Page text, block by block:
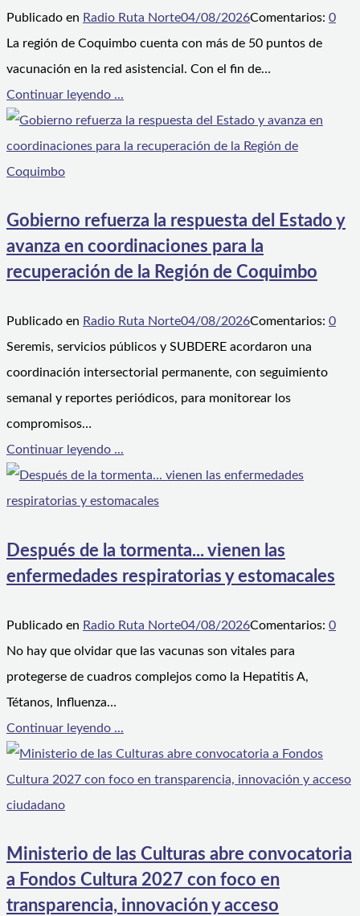
Publicado en Radio Ruta Norte04/08/2026Comentarios: 0
La región de Coquimbo cuenta con más de 50 puntos de
vacunación en la red asistencial. Con el fin de…
Continuar leyendo ...
Gobierno refuerza la respuesta del Estado y
avanza en coordinaciones para la
recuperación de la Región de Coquimbo
Publicado en Radio Ruta Norte04/08/2026Comentarios: 0
Seremis, servicios públicos y SUBDERE acordaron una
coordinación intersectorial permanente, con seguimiento
semanal y reportes periódicos, para monitorear los
compromisos…
Continuar leyendo ...
Después de la tormenta... vienen las
enfermedades respiratorias y estomacales
Publicado en Radio Ruta Norte04/08/2026Comentarios: 0
No hay que olvidar que las vacunas son vitales para
protegerse de cuadros complejos como la Hepatitis A,
Tétanos, Influenza…
Continuar leyendo ...
Ministerio de las Culturas abre convocatoria
a Fondos Cultura 2027 con foco en
transparencia, innovación y acceso